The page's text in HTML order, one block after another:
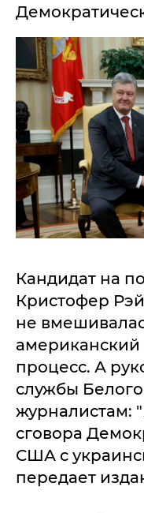
Кандидат на
Кристофер
не
процесс. А
службы
журналистам:
сговора
США с
передает